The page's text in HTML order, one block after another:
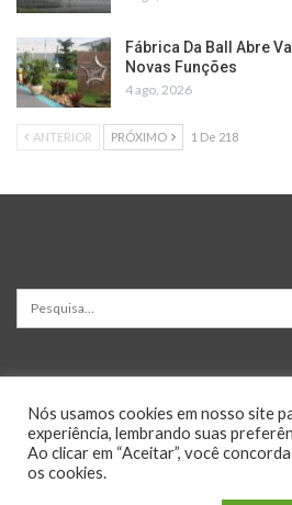
Fábrica Da Ball Abre
Novas Funções
4 ago, 2026
ANTERIOR PRÓXIMO 1 De 218
© 2026 - Oportunidades e
Nós usamos cookies em nosso site
experiência, lembrando suas
Ao clicar em “Aceitar”, você
os cookies.